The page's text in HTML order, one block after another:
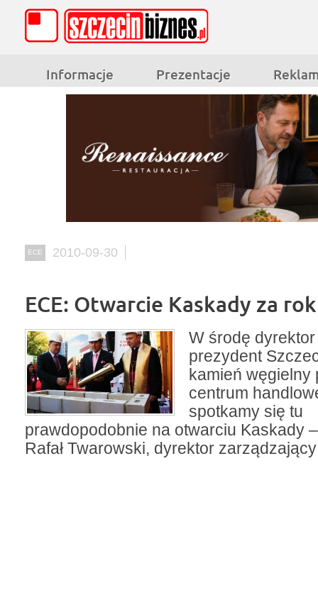
Informacje Prezentacje
ECE 2010-09-30
ECE: Otwarcie Kaskady za rok
W środę
prezydent
kamień węgielny
centrum
spotkamy się tu
prawdopodobnie na otwarciu Kaskady
Rafał Twarowski, dyrektor